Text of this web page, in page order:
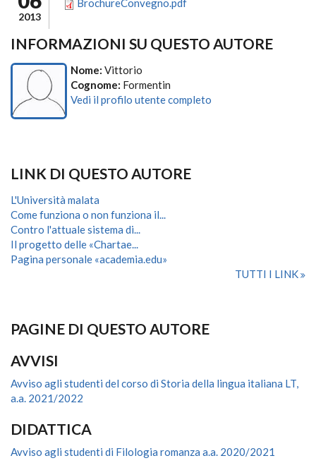
2013
BrochureConvegno.pdf
INFORMAZIONI SU QUESTO AUTORE
Nome: Vittorio
Cognome: Formentin
Vedi il profilo utente completo
LINK DI QUESTO AUTORE
L'Università malata
Come funziona o non funziona il...
Contro l'attuale sistema di...
Il progetto delle «Chartae...
Pagina personale «academia.edu»
TUTTI I LINK
PAGINE DI QUESTO AUTORE
AVVISI
Avviso agli studenti del corso di Storia della lingua italiana LT,
a.a. 2021/2022
DIDATTICA
Avviso agli studenti di Filologia romanza a.a. 2020/2021